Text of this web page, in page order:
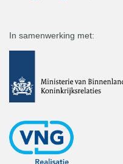
In samenwerking met: